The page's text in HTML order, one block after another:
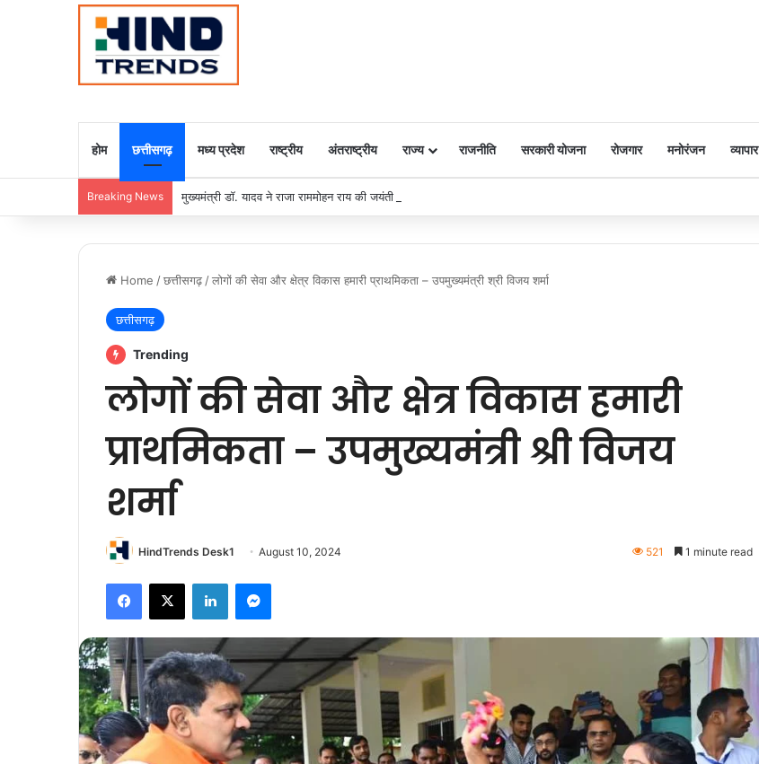
होम छत्तीसगढ़ मध्य प्रदेश राष्ट्रीय अंतराष्ट्रीय राज्य राजनीति सरकारी योजना रोजगार मनोरंजन व्यापार
Breaking News मुख्यमंत्री डॉ. यादव ने राजा राममोहन राय की जयंती पर किया नमन
Home /छत्तीसगढ़ /लोगों की सेवा और क्षेत्र विकास हमारी प्राथमिकता – उपमुख्यमंत्री श्री विजय शर्मा
छत्तीसगढ़
Trending
लोगों की सेवा और क्षेत्र विकास हमारी
प्राथमिकता – उपमुख्यमंत्री श्री विजय
शर्मा
HindTrends Desk1 August 10, 2024 521 1 minute read
Facebook
X LinkedInMessenger